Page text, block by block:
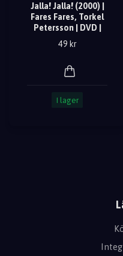
Jalla! Jalla! (2000) |
Fares Fares, Torkel
Petersson | DVD |
49 kr
I lager